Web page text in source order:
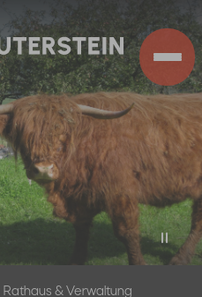
Rathaus & Verwaltung